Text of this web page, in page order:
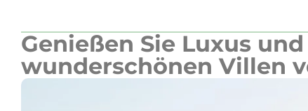
Genießen Sie Luxus
wunderschönen Villen